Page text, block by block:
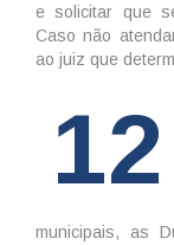
e solicitar que
Caso não
ao juiz que
12
municipais, as